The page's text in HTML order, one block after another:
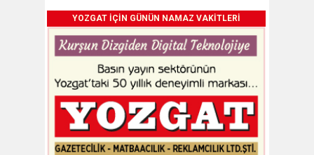
YOZGAT İÇİN GÜNÜN NAMAZ VAKİTLERİ